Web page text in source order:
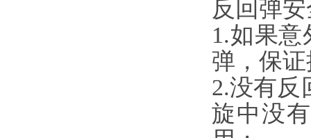
反回弹
1.如果意
弹，
2.没有反
旋中没